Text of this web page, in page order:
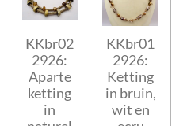
KKbr02
2926:
Aparte
ketting
in
KKbr01
2926:
Ketting
in bruin,
wit en